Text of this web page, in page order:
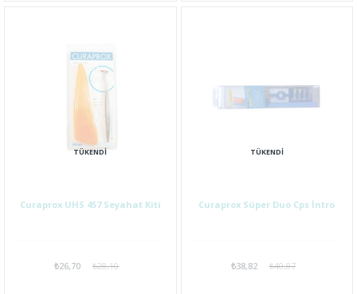
TÜKENDI
Curaprox UHS 457 Seyahat Kiti
₺26,70 ₺28,10
TÜKENDI
Curaprox Süper Duo Cps İntro
₺38,82 ₺40,87